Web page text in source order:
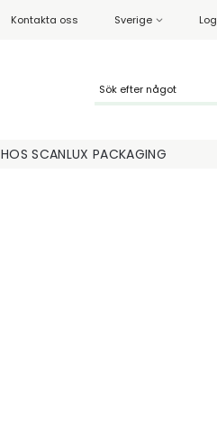
Kontakta oss Sverige
HOS SCANLUX PACKAGING